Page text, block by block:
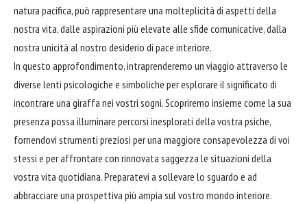
natura pacifica, può rappresentare una molteplicità di aspetti della
nostra vita, dalle aspirazioni più elevate alle sfide comunicative, dalla
nostra unicità al nostro desiderio di pace interiore.
In questo approfondimento, intraprenderemo un viaggio attraverso le
diverse lenti psicologiche e simboliche per esplorare il significato di
incontrare una giraffa nei vostri sogni. Scopriremo insieme come la sua
presenza possa illuminare percorsi inesplorati della vostra psiche,
fornendovi strumenti preziosi per una maggiore consapevolezza di voi
stessi e per affrontare con rinnovata saggezza le situazioni della
vostra vita quotidiana. Preparatevi a sollevare lo sguardo e ad
abbracciare una prospettiva più ampia sul vostro mondo interiore.